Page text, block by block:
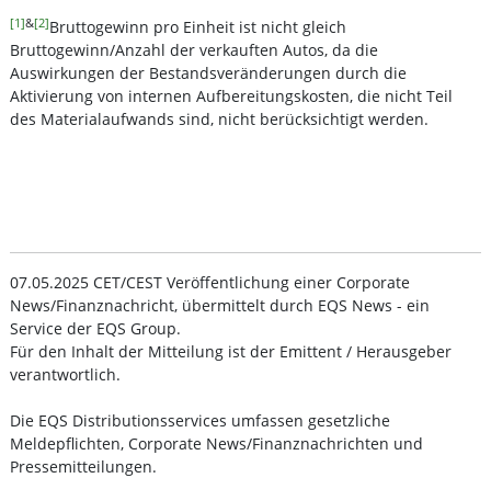
[1]&[2]Bruttogewinn pro Einheit ist nicht gleich
Bruttogewinn/Anzahl der verkauften Autos, da die
Auswirkungen der Bestandsveränderungen durch die
Aktivierung von internen Aufbereitungskosten, die nicht Teil
des Materialaufwands sind, nicht berücksichtigt werden.
07.05.2025 CET/CEST Veröffentlichung einer Corporate
News/Finanznachricht, übermittelt durch EQS News - ein
Service der EQS Group.
Für den Inhalt der Mitteilung ist der Emittent / Herausgeber
verantwortlich.
Die EQS Distributionsservices umfassen gesetzliche
Meldepflichten, Corporate News/Finanznachrichten und
Pressemitteilungen.